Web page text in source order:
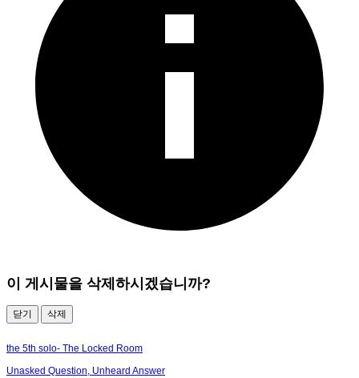
이 게시물을 삭제하시겠습니까?
닫기 삭제
the 5th solo- The Locked Room
Unasked Question, Unheard Answer